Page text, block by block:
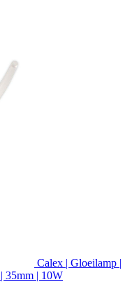
Calex | Gloeilamp |
35mm | 10W